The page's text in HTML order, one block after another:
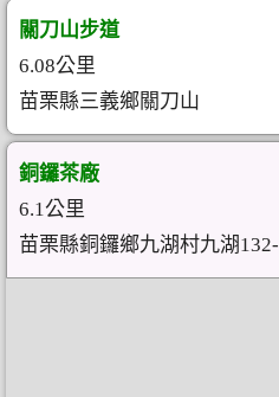
關刀山步道
6.08公里
苗栗縣三義鄉關刀山
銅鑼茶廠
6.1公里
苗栗縣銅鑼鄉九湖村九湖